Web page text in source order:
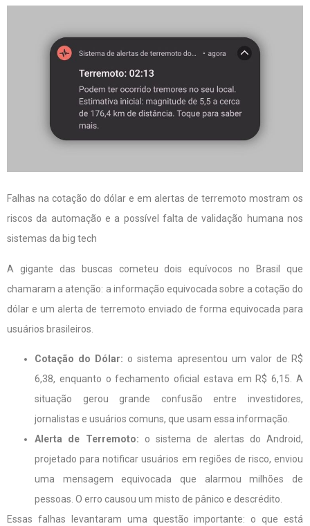
Falhas na cotação do dólar e em alertas de terremoto mostram os
riscos da automação e a possível falta de validação humana nos
sistemas da big tech
A gigante das buscas cometeu dois equívocos no Brasil que
chamaram a atenção: a informação equivocada sobre a cotação do
dólar e um alerta de terremoto enviado de forma equivocada para
usuários brasileiros.
Cotação do Dólar: o sistema apresentou um valor de R$
6,38, enquanto o fechamento oficial estava em R$ 6,15. A
situação gerou grande confusão entre investidores,
jornalistas e usuários comuns, que usam essa informação.
Alerta de Terremoto: o sistema de alertas do Android,
projetado para notificar usuários em regiões de risco, enviou
uma mensagem equivocada que alarmou milhões de
pessoas. O erro causou um misto de pânico e descrédito.
Essas falhas levantaram uma questão importante: o que está